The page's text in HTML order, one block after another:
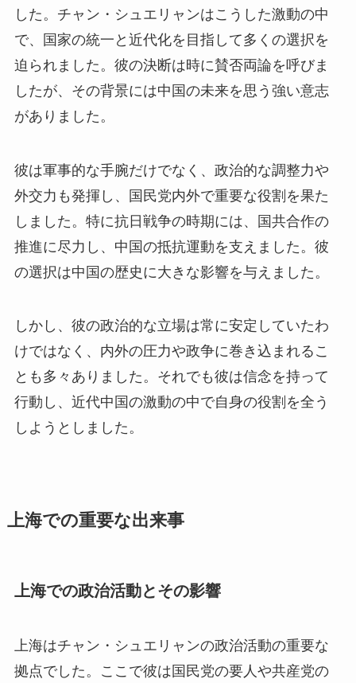
した。チャン・シュエリャンはこうした激動の中
で、国家の統一と近代化を目指して多くの選択を
迫られました。彼の決断は時に賛否両論を呼びま
したが、その背景には中国の未来を思う強い意志
がありました。
彼は軍事的な手腕だけでなく、政治的な調整力や
外交力も発揮し、国民党内外で重要な役割を果た
しました。特に抗日戦争の時期には、国共合作の
推進に尽力し、中国の抵抗運動を支えました。彼
の選択は中国の歴史に大きな影響を与えました。
しかし、彼の政治的な立場は常に安定していたわ
けではなく、内外の圧力や政争に巻き込まれるこ
とも多々ありました。それでも彼は信念を持って
行動し、近代中国の激動の中で自身の役割を全う
しようとしました。
上海での重要な出来事
上海での政治活動とその影響
上海はチャン・シュエリャンの政治活動の重要な
拠点でした。ここで彼は国民党の要人や共産党の